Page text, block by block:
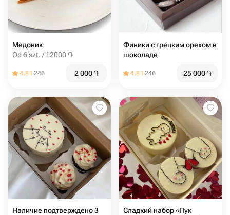
Медовик
Od 6 szt. / 12000 ֏
4.81 246 2 000֏
Финики с грецким орехом в
шоколаде
4.81 246 25 000֏
Наличие подтверждено 3
Сладкий набор «Пук